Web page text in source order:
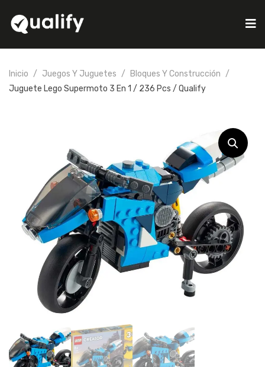
Inicio Juegos Y Juguetes
Bloques Y Construcción
Juguete Lego Supermoto 3 En 1 / 236 Pcs / Qualify